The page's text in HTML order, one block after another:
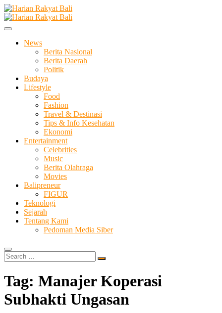
Skip
to
content
Harian Rakyat Bali
Membangun Semangat Kehidupan dan Berbangsa
News
Berita Nasional
Berita Daerah
Politik
Budaya
Lifestyle
Food
Fashion
Travel & Destinasi
Tips & Info Kesehatan
Ekonomi
Entertainment
Celebrities
Music
Berita Olahraga
Movies
Balipreneur
FIGUR
Teknologi
Sejarah
Tentang Kami
Pedoman Media Siber
Search
…
Tag: Manajer Koperasi
Subhakti Ungasan